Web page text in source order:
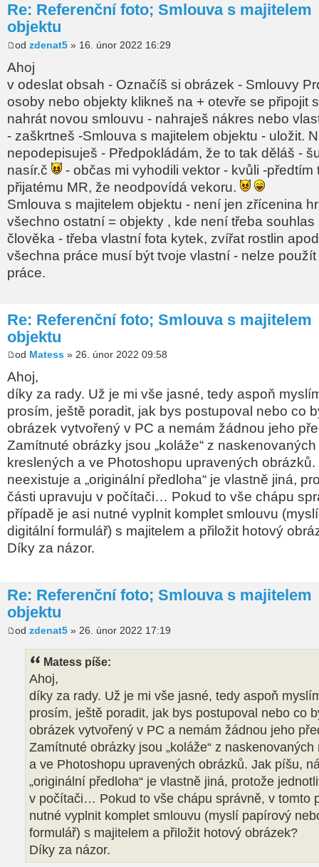
Re: Referenční foto; Smlouva s majitelem
objektu
od zdenat5 » 16. únor 2022 16:29
Ahoj
v odeslat obsah - Označíš si obrázek - Smlouvy
osoby nebo objekty klikneš na + otevře se připojit
nahrát novou smlouvu - nahraješ nákres nebo
- zaškrtneš -Smlouva s majitelem objektu - uložit.
nepodepisuješ - Předpokládám, že to tak děláš -
nasír.č
- občas mi vyhodili vektor - kvůli -předtím
přijatému MR, že neodpovídá vekoru.
Smlouva s majitelem objektu - není jen zřícenina
všechno ostatní = objekty , kde není třeba souhlas
člověka - třeba vlastní fota kytek, zvířat rostlin
všechna práce musí být tvoje vlastní - nelze
práce.
Re: Referenční foto; Smlouva s majitelem
objektu
od Matess » 26. únor 2022 09:58
Ahoj,
díky za rady. Už je mi vše jasné, tedy aspoň
prosím, ještě poradit, jak bys postupoval nebo co
obrázek vytvořený v PC a nemám žádnou jeho
Zamítnuté obrázky jsou „koláže“ z
kreslených a ve Photoshopu upravených
neexistuje a „originální předloha“ je vlastně jiná,
části upravuju v počítači… Pokud to vše chápu
případě je asi nutné vyplnit komplet smlouvu
digitální formulář) s majitelem a přiložit hotový
Díky za názor.
Re: Referenční foto; Smlouva s majitelem
objektu
od zdenat5 » 26. únor 2022 17:19
Matess píše:
Ahoj,
díky za rady. Už je mi vše jasné, tedy aspoň
prosím, ještě poradit, jak bys postupoval nebo co
obrázek vytvořený v PC a nemám žádnou jeho
Zamítnuté obrázky jsou „koláže“ z
a ve Photoshopu upravených obrázků. Jak píšu,
„originální předloha“ je vlastně jiná, protože
v počítači… Pokud to vše chápu správně, v tomto
nutné vyplnit komplet smlouvu (myslí papírový
formulář) s majitelem a přiložit hotový obrázek?
Díky za názor.